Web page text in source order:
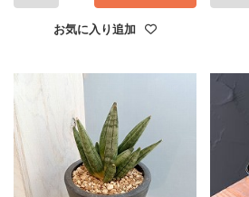
お気に入り追加